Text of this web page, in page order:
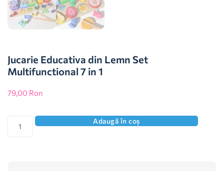
Jucarie Educativa din Lemn Set
Multifunctional 7 in 1
79,00 Ron
Adaugă în coș